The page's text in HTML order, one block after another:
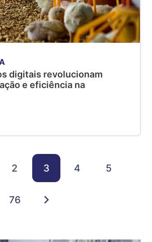
digitais revolucionam
e eficiência na
2 3 4 5
76